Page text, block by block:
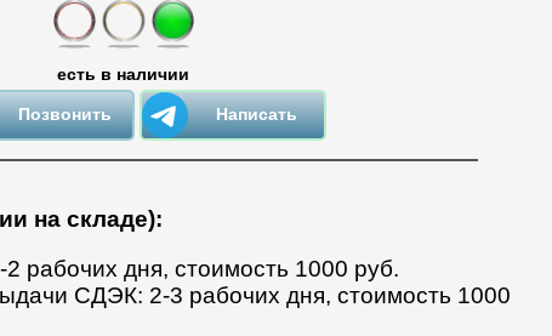
есть в наличии
Позвонить Написать
на складе):
рабочих дня, стоимость 1000 руб.
СДЭК: 2-3 рабочих дня, стоимость 1000